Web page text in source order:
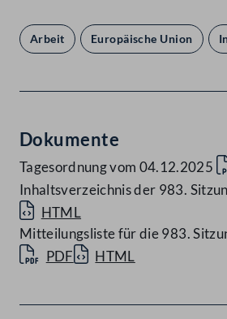
Arbeit Europäische Union
Dokumente
Tagesordnung vom 04.12.2025
Inhaltsverzeichnis der 983.
HTML
Mitteilungsliste für die 983.
PDF
HTML